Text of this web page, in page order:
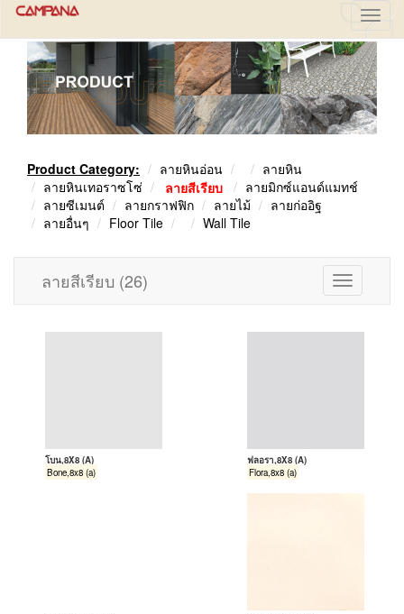
Product Category: ลายหินอ่อน
ลายหิน
ลายหินเทอราซโซ่
ลายสีเรียบ
ลายมิกซ์แอนด์แมทช์
ลายซีเมนต์
ลายกราฟฟิก ลายไม้
ลายก่ออิฐ
ลายอื่นๆ
Floor Tile Wall Tile
Toggle
navigation
ลายสีเรียบ (26)
โบน,8X8 (A)
Bone,8x8 (a)
ฟลอรา,8X8 (A)
Flora,8x8 (a)